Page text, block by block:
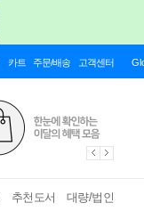
카트 주문/배송 고객센터
추천도서 대량/법인